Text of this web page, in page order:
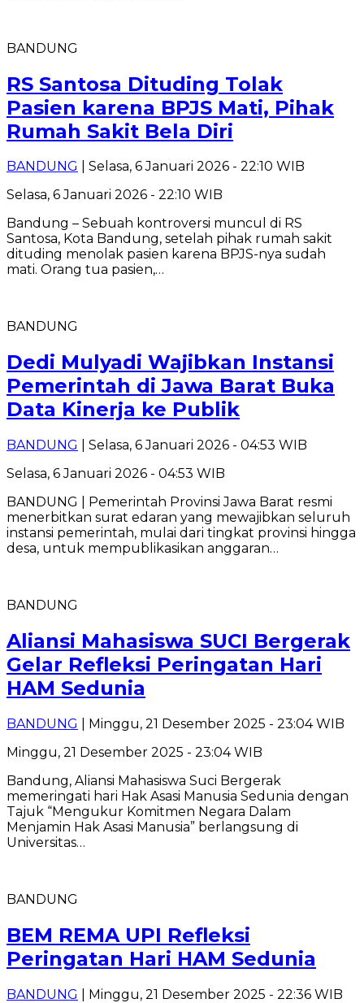
BANDUNG
RS Santosa Dituding Tolak
Pasien karena BPJS Mati, Pihak
Rumah Sakit Bela Diri
BANDUNG
| Selasa, 6 Januari 2026 - 22:10 WIB
Selasa, 6 Januari 2026 - 22:10 WIB
Bandung – Sebuah kontroversi muncul di RS
Santosa, Kota Bandung, setelah pihak rumah sakit
dituding menolak pasien karena BPJS-nya sudah
mati. Orang tua pasien,…
BANDUNG
Dedi Mulyadi Wajibkan Instansi
Pemerintah di Jawa Barat Buka
Data Kinerja ke Publik
BANDUNG
| Selasa, 6 Januari 2026 - 04:53 WIB
Selasa, 6 Januari 2026 - 04:53 WIB
BANDUNG | Pemerintah Provinsi Jawa Barat resmi
menerbitkan surat edaran yang mewajibkan seluruh
instansi pemerintah, mulai dari tingkat provinsi hingga
desa, untuk mempublikasikan anggaran…
BANDUNG
Aliansi Mahasiswa SUCI Bergerak
Gelar Refleksi Peringatan Hari
HAM Sedunia
BANDUNG
| Minggu, 21 Desember 2025 - 23:04 WIB
Minggu, 21 Desember 2025 - 23:04 WIB
Bandung, Aliansi Mahasiswa Suci Bergerak
memeringati hari Hak Asasi Manusia Sedunia dengan
Tajuk “Mengukur Komitmen Negara Dalam
Menjamin Hak Asasi Manusia” berlangsung di
Universitas…
BANDUNG
BEM REMA UPI Refleksi
Peringatan Hari HAM Sedunia
BANDUNG | Minggu, 21 Desember 2025 - 22:36 WIB